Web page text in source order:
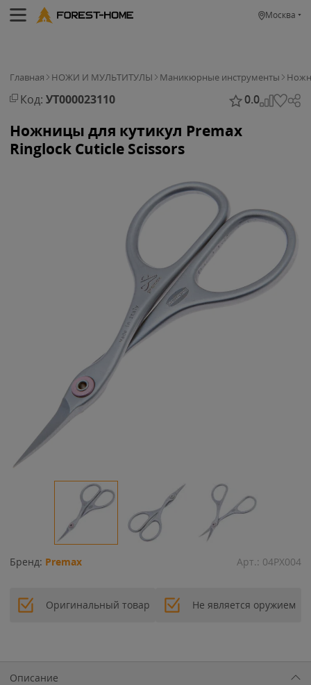
Москва
Главная НОЖИ И МУЛЬТИТУЛЫ Маникюрные инструменты
Код: УТ000023110 0.0
Ножницы для кутикул Premax
Ringlock Cuticle Scissors
Бренд: Premax Арт.: 04PX004
Оригинальный товар Не является оружием
Описание